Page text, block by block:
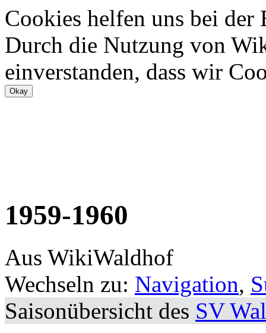
Cookies helfen uns bei
Durch die Nutzung von
einverstanden, dass wir
1959-1960
Aus WikiWaldhof
Wechseln zu: Navigation,
Saisonübersicht des SV